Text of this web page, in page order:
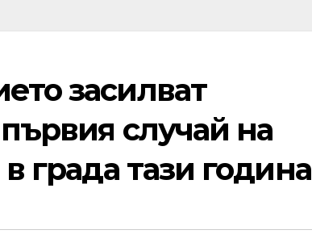
засилват
случай на
града тази година